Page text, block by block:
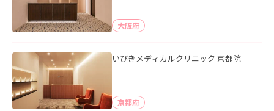
大阪府
いびきメディカルクリニック 京都院
京都府